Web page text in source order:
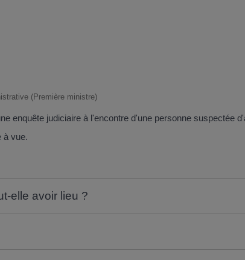
(Première ministre)
enquête judiciaire à l'encontre d'une personne suspectée
à vue.
elle avoir lieu ?